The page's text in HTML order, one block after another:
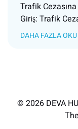
Trafik
Giriş: Trafik
DAHA FAZLA OKU
© 2026 DEVA